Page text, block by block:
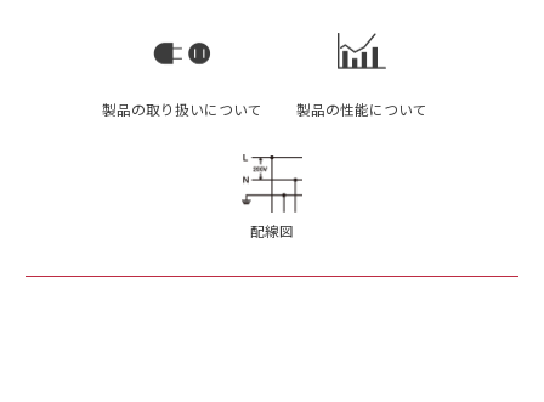
製品の取り扱いについて 製品の性能について
配線図